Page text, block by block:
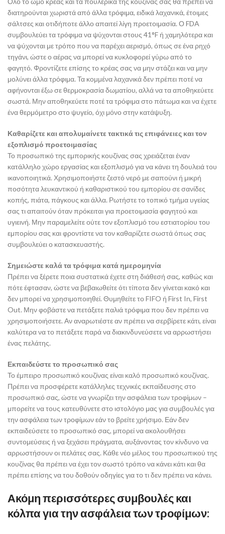
διατηρούνται χωριστά από άλλα τρόφιμα, ειδικά λαχανικά, έτοιμες
σάλτσες και οτιδήποτε άλλο απαιτεί λίγη προετοιμασία. Ο FDA
συμβουλεύει τα τρόφιμα να ψύχονται στους 41°F ή χαμηλότερα και
να ψύχονται με τρόπο που να παρέχει αερισμό, όπως σε ένα ρηχό
τηγάνι, ώστε ο αέρας να μπορεί να κυκλοφορεί γύρω από το
φαγητό. Φροντίζετε επίσης το κρέας σας να μην στάζει και να μην
μολύνει άλλα τρόφιμα. Τα κομμένα λαχανικά δεν πρέπει ποτέ να
αφήνονται έξω σε θερμοκρασία δωματίου, αλλά να τα αποθηκεύετε
σωστά. Μην αποθηκεύετε ποτέ τα τρόφιμα στο πάτωμα και να έχετε
ένα θερμόμετρο στο ψυγείο, όχι μόνο στην κατάψυξη.
Καθαρίζετε και απολυμαίνετε τακτικά τις επιφάνειες και τον
εξοπλισμό προετοιμασίας
Το προσωπικό της εμπορικής κουζίνας σας χρειάζεται έναν
κατάλληλο χώρο εργασίας και εξοπλισμό για να κάνει τη δουλειά του
ικανοποιητικά. Χρησιμοποιήστε ζεστό νερό με σαπούνι ή μικρή
ποσότητα λευκαντικού ή καθαριστικού του εμπορίου σε σανίδες
κοπής, πιάτα, πάγκους και άλλα. Ρωτήστε το τοπικό τμήμα υγείας
σας τι απαιτούν όταν πρόκειται για προετοιμασία φαγητού και
υγιεινή. Μην παραμελείτε ούτε τον εξοπλισμό του εστιατορίου του
εμπορίου σας και φροντίστε να τον καθαρίζετε σωστά όπως σας
συμβουλεύει ο κατασκευαστής.
Σημειώστε καλά τα τρόφιμα κατά ημερομηνία
Πρέπει να ξέρετε ποια συστατικά έχετε στη διάθεσή σας, καθώς και
πότε έφτασαν, ώστε να βεβαιωθείτε ότι τίποτα δεν γίνεται κακό και
δεν μπορεί να χρησιμοποιηθεί. Θυμηθείτε το FIFO ή First In, First
Out. Μην φοβάστε να πετάξετε παλιά τρόφιμα που δεν πρέπει να
χρησιμοποιήσετε. Αν αναρωτιέστε αν πρέπει να σερβίρετε κάτι, είναι
καλύτερα να το πετάξετε παρά να διακινδυνεύσετε να αρρωστήσει
ένας πελάτης.
Εκπαιδεύστε το προσωπικό σας
Το έμπειρο προσωπικό κουζίνας είναι καλό προσωπικό κουζίνας.
Πρέπει να προσφέρετε κατάλληλες τεχνικές εκπαίδευσης στο
προσωπικό σας, ώστε να γνωρίζει την ασφάλεια των τροφίμων –
μπορείτε να τους κατευθύνετε στο ιστολόγιο μας για συμβουλές για
την ασφάλεια των τροφίμων εάν το βρείτε χρήσιμο. Εάν δεν
εκπαιδεύσετε το προσωπικό σας, μπορεί να ακολουθήσει
συντομεύσεις ή να ξεχάσει πράγματα, αυξάνοντας τον κίνδυνο να
αρρωστήσουν οι πελάτες σας. Κάθε νέο μέλος του προσωπικού της
κουζίνας θα πρέπει να έχει τον σωστό τρόπο να κάνει κάτι και θα
πρέπει επίσης να του δοθούν οδηγίες για το τι δεν πρέπει να κάνει.
Ακόμη περισσότερες συμβουλές και
κόλπα για την ασφάλεια των τροφίμων: